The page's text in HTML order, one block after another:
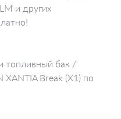
и других
топливный бак /
Break (X1) по